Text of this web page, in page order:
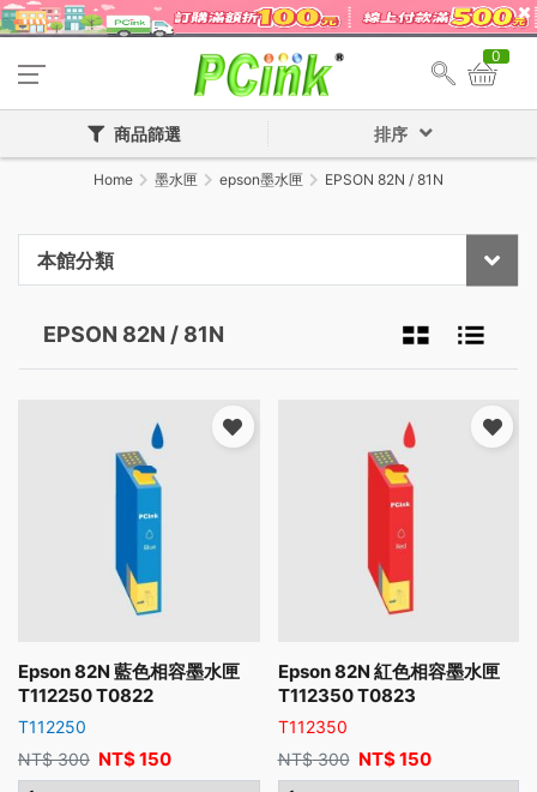
0
商品篩選 排序
Home 墨水匣 epson墨水匣 EPSON 82N / 81N
本館分類
EPSON 82N / 81N
Epson 82N 藍色相容墨水匣
T112250 T0822
T112250
NT$300 NT$150
Epson 82N 紅色相容墨水匣
T112350 T0823
T112350
NT$300 NT$150